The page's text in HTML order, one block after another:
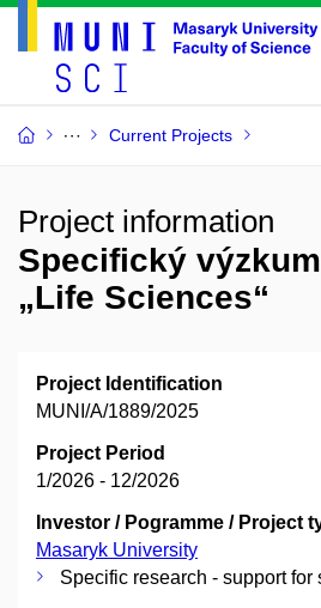
Current Projects
Project information
Specifický
„Life Sciences“
Project Identification
MUNI/A/1889/2025
Project Period
1/2026 - 12/2026
Investor / Pogramme / Project
Masaryk University
Specific research - support for